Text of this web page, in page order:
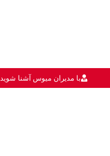
با مدیران میوس آشنا شوید